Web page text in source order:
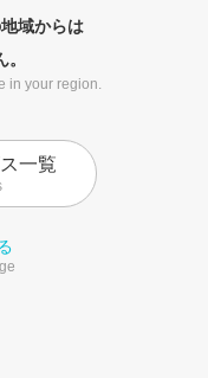
域からは
in your region.
一覧